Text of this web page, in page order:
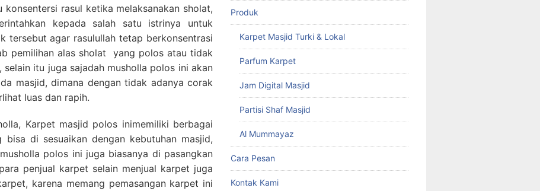
rasul ketika melaksanakan sholat,
kepada salah satu istrinya untuk
tersebut agar rasulullah tetap berkonsentrasi
pemilihan alas sholat yang polos atau tidak
itu juga sajadah musholla polos ini akan
masjid, dimana dengan tidak adanya corak
luas dan rapih.
Karpet masjid polos inimemiliki berbagai
di sesuaikan dengan kebutuhan masjid,
polos ini juga biasanya di pasangkan
penjual karpet selain menjual karpet juga
karena memang pemasangan karpet ini
Produk
Karpet Masjid Turki & Lokal
Parfum Karpet
Jam Digital Masjid
Partisi Shaf Masjid
Al Mummayaz
Cara Pesan
Kontak Kami